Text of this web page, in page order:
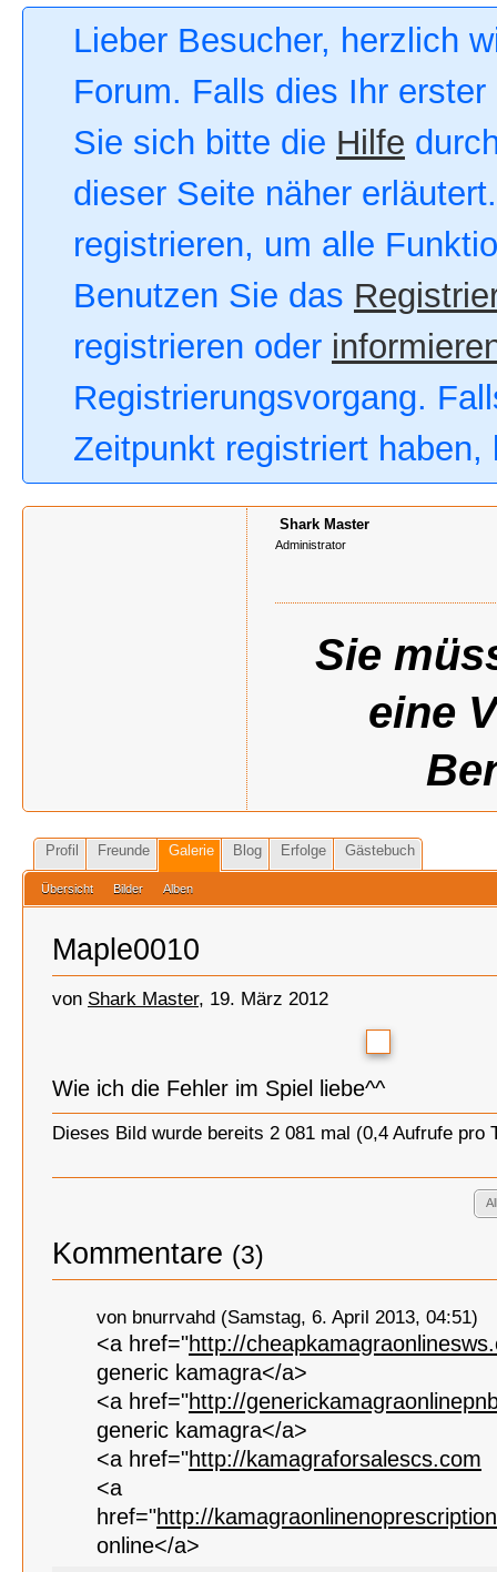
Lieber Besucher, herzlich
Forum. Falls dies Ihr
Sie sich bitte die Hilfe
dieser Seite näher
registrieren, um alle
Benutzen Sie das
registrieren oder
Registrierungsvorgang.
Zeitpunkt registriert
Shark Master
Administrator
Sie
eine
Profil Freunde Galerie Blog Erfolge Gästebuch
Übersicht Bilder Alben
Maple0010
von Shark Master, 19. März 2012
Wie ich die Fehler im Spiel liebe^^
Dieses Bild wurde bereits 2 081 mal (0,4 Aufrufe pro
Kommentare (3)
von bnurrvahd (Samstag, 6. April 2013, 04:51)
<a href="http://
generic kamagra</a>
<a href="http://
generic kamagra</a>
<a href="http://kamagraforsalescs.com
<a
href="http://
online</a>